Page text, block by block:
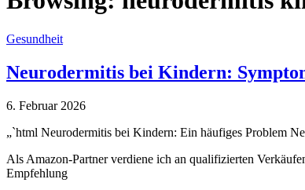
Gesundheit
Neurodermitis bei Kindern:
6. Februar 2026
„`html Neurodermitis bei Kindern: Ein häufiges Problem
Als Amazon-Partner verdiene ich an qualifizierten
Empfehlung